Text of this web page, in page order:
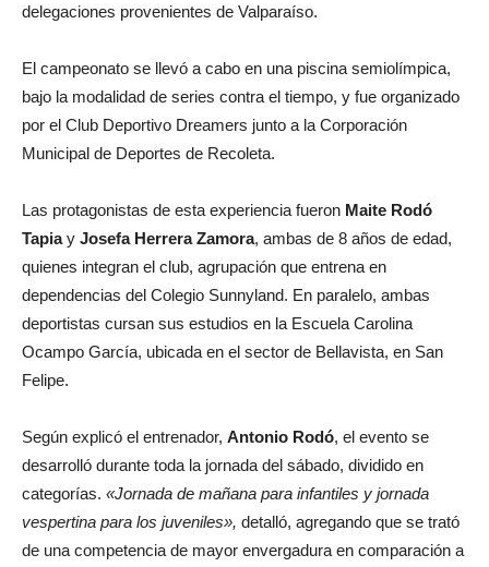
delegaciones provenientes de Valparaíso.
El campeonato se llevó a cabo en una piscina semiolímpica,
bajo la modalidad de series contra el tiempo, y fue organizado
por el Club Deportivo Dreamers junto a la Corporación
Municipal de Deportes de Recoleta.
Las protagonistas de esta experiencia fueron Maite Rodó
Tapiay Josefa Herrera Zamora, ambas de 8 años de edad,
quienes integran el club, agrupación que entrena en
dependencias del Colegio Sunnyland. En paralelo, ambas
deportistas cursan sus estudios en la Escuela Carolina
Ocampo García, ubicada en el sector de Bellavista, en San
Felipe.
Según explicó el entrenador, Antonio Rodó, el evento se
desarrolló durante toda la jornada del sábado, dividido en
categorías. «Jornada de mañana para infantiles y jornada
vespertina para los juveniles», detalló, agregando que se trató
de una competencia de mayor envergadura en comparación a